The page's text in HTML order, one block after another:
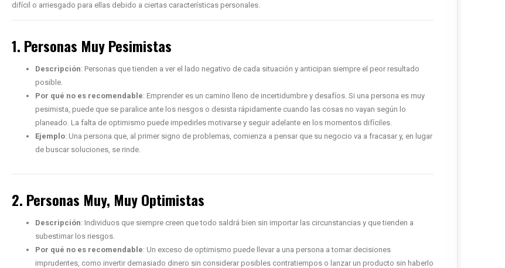
difícil o arriesgado para ellas debido a ciertas características personales.
1. Personas Muy Pesimistas
Descripción: Personas que tienden a ver el lado negativo de cada situación y anticipan siempre el peor resultado
posible.
Por qué no es recomendable: Emprender es un camino lleno de incertidumbre y desafíos. Si una persona es muy
pesimista, puede que se paralice ante los riesgos o desista rápidamente cuando las cosas no vayan según lo
planeado. La falta de optimismo puede impedirles motivarse y seguir adelante en los momentos difíciles.
Ejemplo: Una persona que, al primer signo de problemas, comienza a pensar que su negocio va a fracasar y, en lugar
de buscar soluciones, se rinde.
2. Personas Muy, Muy Optimistas
Descripción: Individuos que siempre creen que todo saldrá bien sin importar las circunstancias y que tienden a
subestimar los riesgos.
Por qué no es recomendable: Un exceso de optimismo puede llevar a una persona a tomar decisiones
imprudentes, como invertir demasiado dinero sin considerar posibles contratiempos o lanzar un producto sin haberlo